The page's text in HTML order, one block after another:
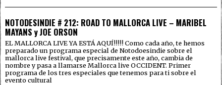
NOTODESINDIE # 212: ROAD TO MALLORCA LIVE – MARIBEL
MAYANS y JOE ORSON
EL MALLORCA LIVE YA ESTÁ AQUÍ!!!!! Como cada año, te hemos
preparado un programa especial de Notodoesindie sobre el
mallorca live festival, que precisamente este año, cambia de
nombre y pasa a llamarse Mallorca live OCCIDENT. Primer
programa de los tres especiales que tenemos para ti sobre el
evento cultural